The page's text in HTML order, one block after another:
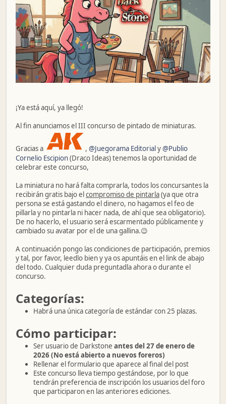
¡Ya está aquí, ya llegó!
Al fin anunciamos el III concurso de pintado de miniaturas.
Gracias a , @Juegorama Editorial y@Publio
Cornelio Escipion(Draco Ideas) tenemos la oportunidad de
celebrar este concurso,
La miniatura no hará falta comprarla, todos los concursantes la
recibirán gratis bajo elcompromiso de pintarla(ya que otra
persona se está gastando el dinero, no hagamos el feo de
pillarla y no pintarla ni hacer nada, de ahí que sea obligatorio).
De no hacerlo, el usuario será escarmentado públicamente y
cambiado su avatar por el de una gallina.😉
A continuación pongo las condiciones de participación, premios
y tal, por favor, leedlo bien y ya os apuntáis en el link de abajo
del todo. Cualquier duda preguntadla ahora o durante el
concurso.
Categorías:
Habrá una única categoría de estándar con 25 plazas.
Cómo participar:
Ser usuario de Darkstone antes del 27 de enero de
2026 (No está abierto a nuevos foreros)
Rellenar el formulario que aparece al final del post
Este concurso lleva tiempo gestándose, por lo que
tendrán preferencia de inscripción los usuarios del foro
que participaron en las anteriores ediciones.